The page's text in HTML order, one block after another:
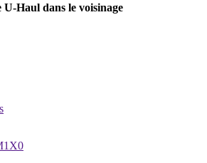
U-Haul dans le voisinage